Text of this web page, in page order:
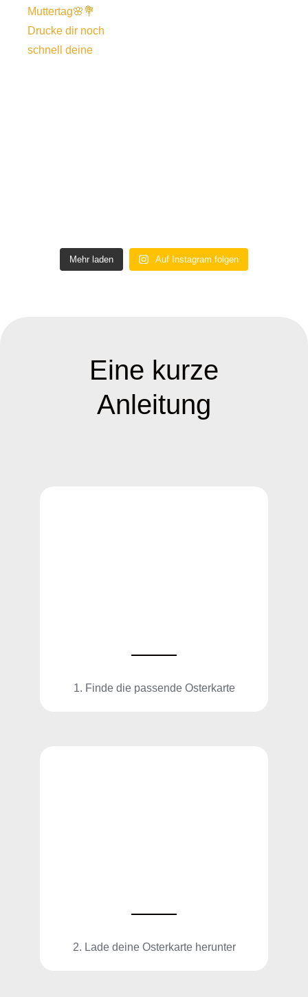
Mehr laden Auf Instagram folgen
Eine kurze
Anleitung
1. Finde die passende Osterkarte
2. Lade deine Osterkarte herunter